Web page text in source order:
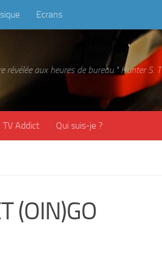
Ecrans
révélée aux heures de bureau." Hunter S.
TV Addict Qui suis-je ?
(OIN)GO